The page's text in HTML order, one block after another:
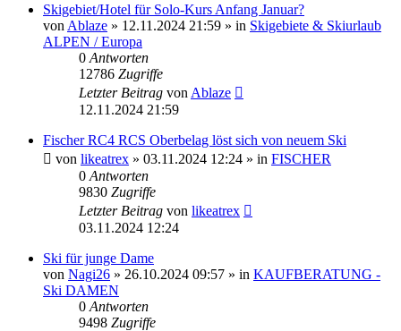
Skigebiet/Hotel für Solo-Kurs Anfang Januar?
von Ablaze » 12.11.2024 21:59 » in Skigebiete & Skiurlaub
ALPEN / Europa
0 Antworten
12786 Zugriffe
Letzter Beitrag von Ablaze
12.11.2024 21:59
Fischer RC4 RCS Oberbelag löst sich von neuem Ski
von likeatrex » 03.11.2024 12:24 » in FISCHER
0 Antworten
9830 Zugriffe
Letzter Beitrag von likeatrex
03.11.2024 12:24
Ski für junge Dame
von Nagi26 » 26.10.2024 09:57 » in KAUFBERATUNG -
Ski DAMEN
0 Antworten
9498 Zugriffe